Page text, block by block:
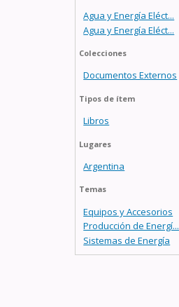
Agua y Energía Eléct...
Agua y Energía Eléct...
Colecciones
Documentos Externos
Tipos de ítem
Libros
Lugares
Argentina
Temas
Equipos y Accesorios
Producción de Energí...
Sistemas de Energía